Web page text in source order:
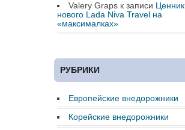
Valery Graps к записи Ценник
нового Lada Niva Travel на
«максималках»
РУБРИКИ
Европейские внедорожники
Корейские внедорожники